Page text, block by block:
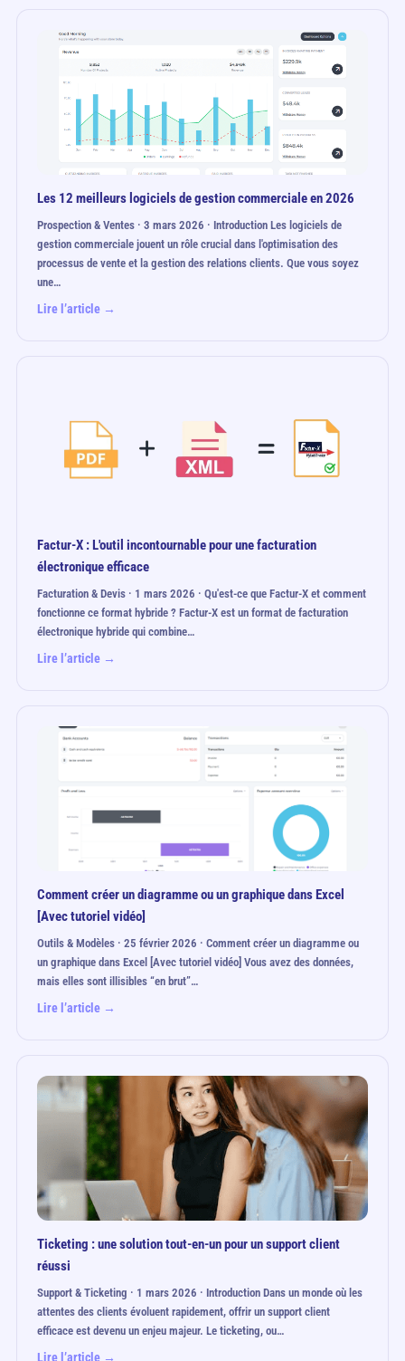
Les 12 meilleurs logiciels de gestion commerciale en 2026
Prospection & Ventes · 3 mars 2026 · Introduction Les logiciels de
gestion commerciale jouent un rôle crucial dans l'optimisation des
processus de vente et la gestion des relations clients. Que vous soyez
une…
Lire l’article →
Factur-X : L'outil incontournable pour une facturation
électronique efficace
Facturation & Devis · 1 mars 2026 · Qu'est-ce que Factur-X et comment
fonctionne ce format hybride ? Factur-X est un format de facturation
électronique hybride qui combine…
Lire l’article →
Comment créer un diagramme ou un graphique dans Excel
[Avec tutoriel vidéo]
Outils & Modèles · 25 février 2026 · Comment créer un diagramme ou
un graphique dans Excel [Avec tutoriel vidéo] Vous avez des données,
mais elles sont illisibles “en brut”…
Lire l’article →
Ticketing : une solution tout-en-un pour un support client
réussi
Support & Ticketing · 1 mars 2026 · Introduction Dans un monde où les
attentes des clients évoluent rapidement, offrir un support client
efficace est devenu un enjeu majeur. Le ticketing, ou…
Lire l’article →